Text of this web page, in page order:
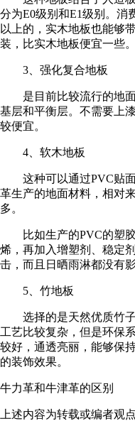
分为E0级别和E1级别。消
以上的，实木地板也能够
装，比实木地板便宜一些。
3、强化复合地板
是目前比较流行的地
基层和平衡层。不需要上
较便宜。
4、软木地板
这种可以通过PVC贴
革生产的地面材料，相对
多。
比如生产的PVC的塑
烯，再加入增塑剂、稳定
击，而且日晒雨淋都没有
5、竹地板
选择的是天然优质竹
工艺比较复杂，但是环保
较好，通透亮丽，能够保
的装饰效果。
牛力革和牛津革的区别
上述内容为转载或编者观